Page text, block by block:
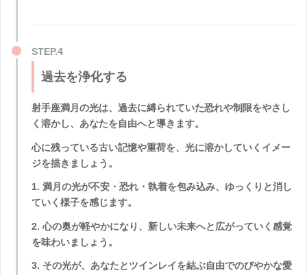
過去を浄化する
射手座満月の光は、過去に縛られていた恐れや制限をやさし
く溶かし、あなたを自由へと導きます。
心に残っている古い記憶や重荷を、光に溶かしていくイメー
ジを描きましょう。
1. 満月の光が不安・恐れ・執着を包み込み、ゆっくりと消し
ていく様子を感じます。
2. 心の奥が軽やかになり、新しい未来へと広がっていく感覚
を味わいましょう。
3. その光が、あなたとツインレイを結ぶ自由でのびやかな愛